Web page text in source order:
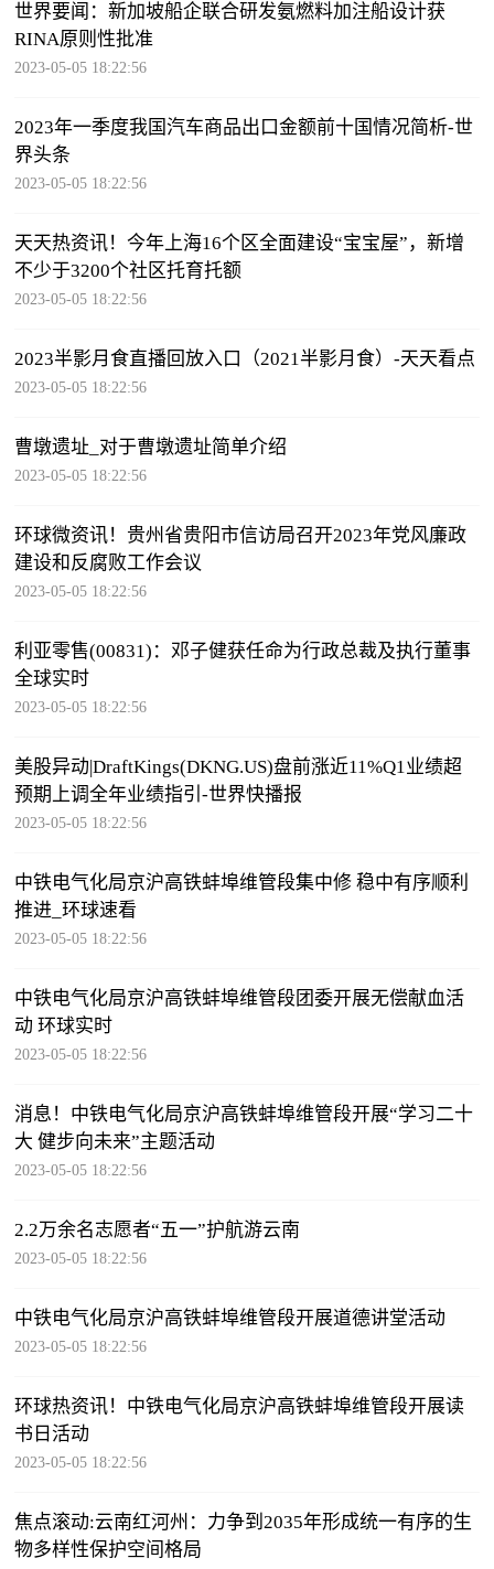
世界要闻：新加坡船企联合研发氨燃料加注船设计获
RINA原则性批准
2023-05-05 18:22:56
2023年一季度我国汽车商品出口金额前十国情况简析-世
界头条
2023-05-05 18:22:56
天天热资讯！今年上海16个区全面建设“宝宝屋”，新增
不少于3200个社区托育托额
2023-05-05 18:22:56
2023半影月食直播回放入口（2021半影月食）-天天看点
2023-05-05 18:22:56
曹墩遗址_对于曹墩遗址简单介绍
2023-05-05 18:22:56
环球微资讯！贵州省贵阳市信访局召开2023年党风廉政
建设和反腐败工作会议
2023-05-05 18:22:56
利亚零售(00831)：邓子健获任命为行政总裁及执行董事
全球实时
2023-05-05 18:22:56
美股异动|DraftKings(DKNG.US)盘前涨近11%Q1业绩超
预期上调全年业绩指引-世界快播报
2023-05-05 18:22:56
中铁电气化局京沪高铁蚌埠维管段集中修 稳中有序顺利
推进_环球速看
2023-05-05 18:22:56
中铁电气化局京沪高铁蚌埠维管段团委开展无偿献血活
动 环球实时
2023-05-05 18:22:56
消息！中铁电气化局京沪高铁蚌埠维管段开展“学习二十
大 健步向未来”主题活动
2023-05-05 18:22:56
2.2万余名志愿者“五一”护航游云南
2023-05-05 18:22:56
中铁电气化局京沪高铁蚌埠维管段开展道德讲堂活动
2023-05-05 18:22:56
环球热资讯！中铁电气化局京沪高铁蚌埠维管段开展读
书日活动
2023-05-05 18:22:56
焦点滚动:云南红河州：力争到2035年形成统一有序的生
物多样性保护空间格局